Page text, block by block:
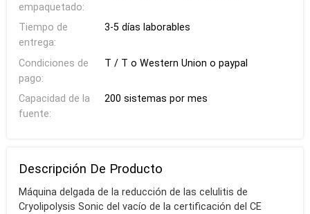
empaquetado:
Tiempo de
entrega:
3-5 días laborables
Condiciones de
pago:
T / T o Western Union o paypal
Capacidad de la
fuente:
200 sistemas por mes
Descripción De Producto
Máquina delgada de la reducción de las celulitis de
Cryolipolysis Sonic del vacío de la certificación del CE